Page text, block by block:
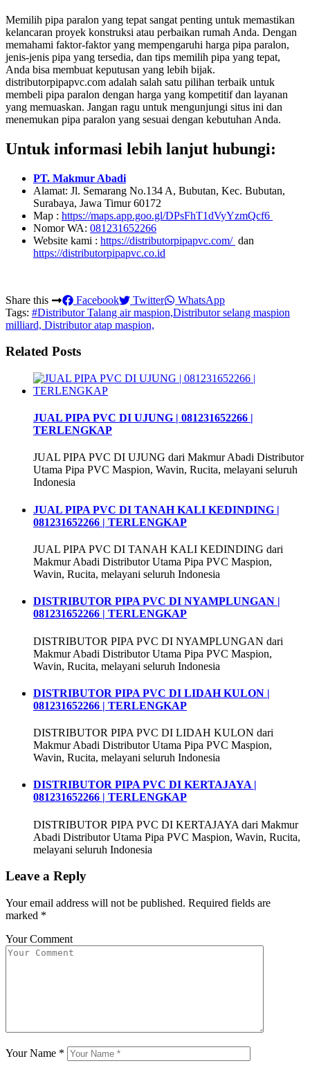
Memilih pipa paralon yang tepat sangat penting untuk memastikan
kelancaran proyek konstruksi atau perbaikan rumah Anda. Dengan
memahami faktor-faktor yang mempengaruhi harga pipa paralon,
jenis-jenis pipa yang tersedia, dan tips memilih pipa yang tepat,
Anda bisa membuat keputusan yang lebih bijak.
distributorpipapvc.com adalah salah satu pilihan terbaik untuk
membeli pipa paralon dengan harga yang kompetitif dan layanan
yang memuaskan. Jangan ragu untuk mengunjungi situs ini dan
menemukan pipa paralon yang sesuai dengan kebutuhan Anda.
Untuk informasi lebih lanjut hubungi:
PT. Makmur Abadi
Alamat: Jl. Semarang No.134 A, Bubutan, Kec. Bubutan,
Surabaya, Jawa Timur 60172
Map : https://maps.app.goo.gl/DPsFhT1dVyYzmQcf6
Nomor WA: 081231652266
Website kami : https://distributorpipapvc.com/ dan
https://distributorpipapvc.co.id
Share this Facebook Twitter
WhatsApp
Tags: #Distributor Talang air maspion,Distributor selang maspion
milliard, Distributor atap maspion,
Related Posts
JUAL PIPA PVC DI UJUNG | 081231652266 |
TERLENGKAP
JUAL PIPA PVC DI UJUNG dari Makmur Abadi Distributor
Utama Pipa PVC Maspion, Wavin, Rucita, melayani seluruh
Indonesia
JUAL PIPA PVC DI TANAH KALI KEDINDING |
081231652266 | TERLENGKAP
JUAL PIPA PVC DI TANAH KALI KEDINDING dari
Makmur Abadi Distributor Utama Pipa PVC Maspion,
Wavin, Rucita, melayani seluruh Indonesia
DISTRIBUTOR PIPA PVC DI NYAMPLUNGAN |
081231652266 | TERLENGKAP
DISTRIBUTOR PIPA PVC DI NYAMPLUNGAN dari
Makmur Abadi Distributor Utama Pipa PVC Maspion,
Wavin, Rucita, melayani seluruh Indonesia
DISTRIBUTOR PIPA PVC DI LIDAH KULON |
081231652266 | TERLENGKAP
DISTRIBUTOR PIPA PVC DI LIDAH KULON dari
Makmur Abadi Distributor Utama Pipa PVC Maspion,
Wavin, Rucita, melayani seluruh Indonesia
DISTRIBUTOR PIPA PVC DI KERTAJAYA |
081231652266 | TERLENGKAP
DISTRIBUTOR PIPA PVC DI KERTAJAYA dari Makmur
Abadi Distributor Utama Pipa PVC Maspion, Wavin, Rucita,
melayani seluruh Indonesia
Leave a Reply
Your email address will not be published. Required fields are
marked *
Your Comment
Your Name *